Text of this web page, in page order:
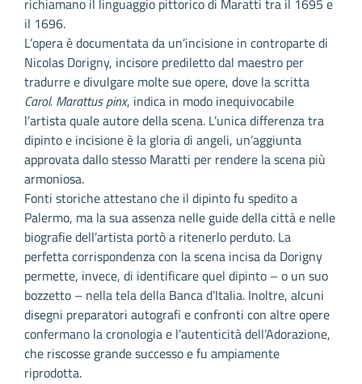
richiamano il linguaggio pittorico di Maratti tra il 1695 e
il 1696.
L’opera è documentata da un’incisione in controparte di
Nicolas Dorigny, incisore prediletto dal maestro per
tradurre e divulgare molte sue opere, dove la scritta
Carol. Marattus pinx, indica in modo inequivocabile
l’artista quale autore della scena. L’unica differenza tra
dipinto e incisione è la gloria di angeli, un’aggiunta
approvata dallo stesso Maratti per rendere la scena più
armoniosa.
Fonti storiche attestano che il dipinto fu spedito a
Palermo, ma la sua assenza nelle guide della città e nelle
biografie dell’artista portò a ritenerlo perduto. La
perfetta corrispondenza con la scena incisa da Dorigny
permette, invece, di identificare quel dipinto – o un suo
bozzetto – nella tela della Banca d’Italia. Inoltre, alcuni
disegni preparatori autografi e confronti con altre opere
confermano la cronologia e l’autenticità dell’Adorazione,
che riscosse grande successo e fu ampiamente
riprodotta.